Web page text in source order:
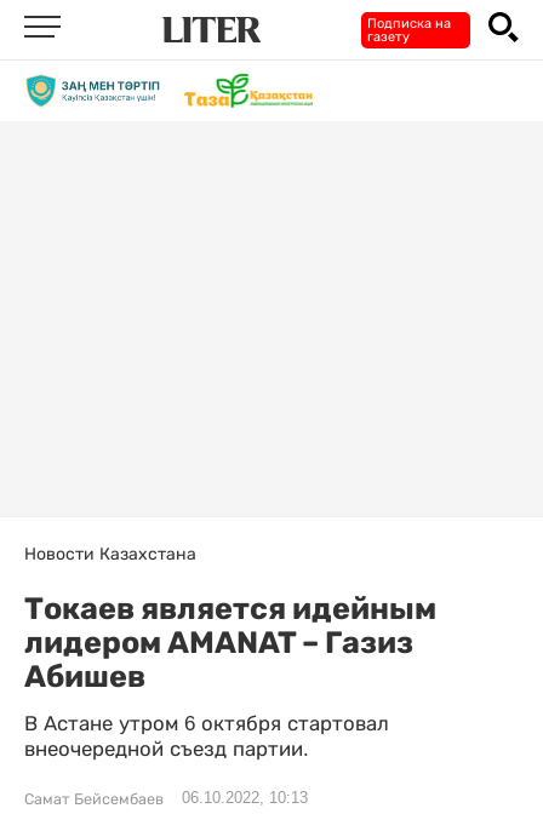
Подписка на
газету
Новости Казахстана
Токаев является идейным
лидером AMANAT – Газиз
Абишев
В Астане утром 6 октября стартовал
внеочередной съезд партии.
Самат Бейсембаев 06.10.2022, 10:13